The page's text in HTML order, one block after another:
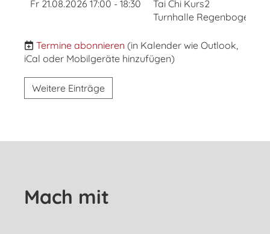
Fr 21.08.2026 17:00 - 18:30
Tai Chi Kurs2
Turnhalle Regenbogen
Termine abonnieren (in Kalender wie Outlook,
iCal oder Mobilgeräte hinzufügen)
Weitere Einträge
Mach mit